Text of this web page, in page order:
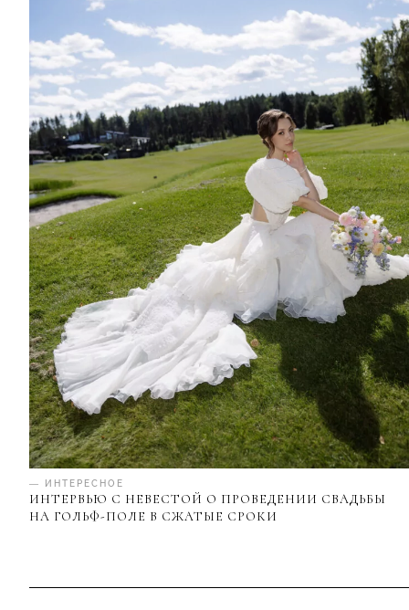
— ИНТЕРЕСНОЕ
ИНТЕРВЬЮ С НЕВЕСТОЙ О ПРОВЕДЕНИИ СВАДЬБЫ
НА ГОЛЬФ-ПОЛЕ В СЖАТЫЕ СРОКИ